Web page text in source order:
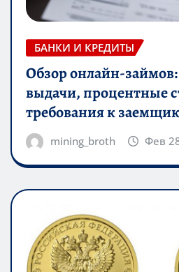
БАНКИ И КРЕДИТЫ
Обзор онлайн-
выдачи, процентные
требования к
mining_broth Фев